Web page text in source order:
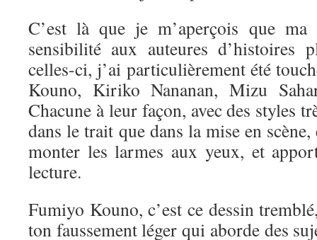
C’est là que je m’aperçois que
sensibilité aux auteures d’histoires
celles-ci, j’ai particulièrement été
Kouno, Kiriko Nananan, Mizu
Chacune à leur façon, avec des styles
dans le trait que dans la mise en
monter les larmes aux yeux, et
lecture.
Fumiyo Kouno, c’est ce dessin
ton faussement léger qui aborde des